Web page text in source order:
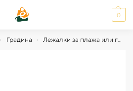
0
› Градина › Лежалки за плажа или градина